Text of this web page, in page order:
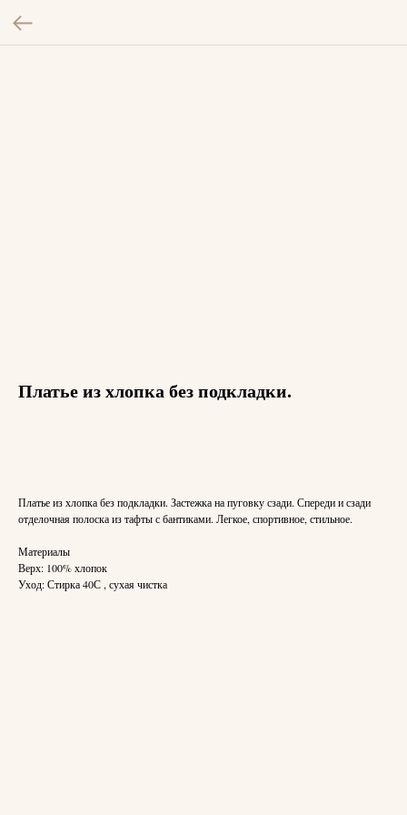
Платье из хлопка без подкладки.
Платье из хлопка без подкладки. Застежка на пуговку сзади. Спереди и сзади
отделочная полоска из тафты с бантиками. Легкое, спортивное, стильное.
Материалы
Верх: 100% хлопок
Уход: Стирка 40С , сухая чистка